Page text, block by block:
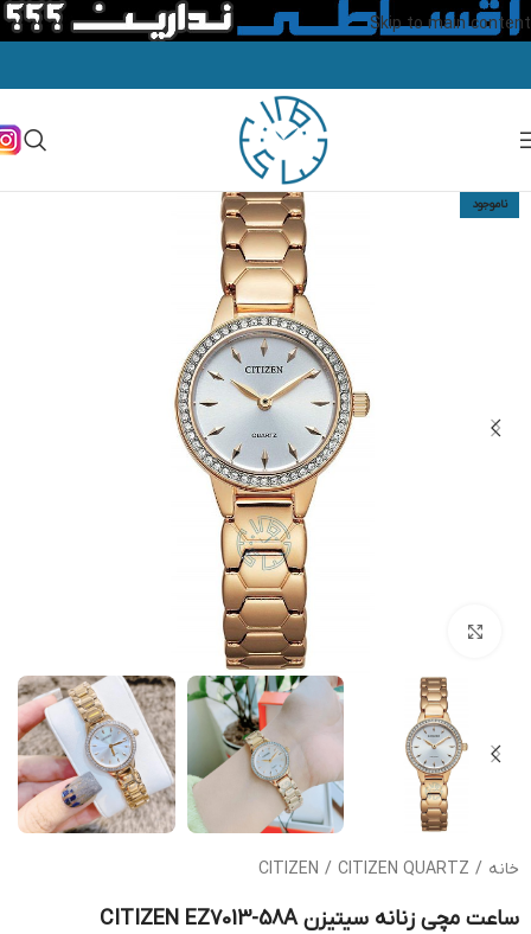
Skip to main content
ناموجود
خانه /
CITIZEN / CITIZEN QUARTZ
ساعت مچی زنانه سیتیزن CITIZEN EZ7013-58A